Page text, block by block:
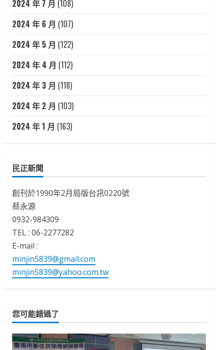
2024 年 7 月 (108)
2024 年 6 月 (107)
2024 年 5 月 (122)
2024 年 4 月 (112)
2024 年 3 月 (118)
2024 年 2 月 (103)
2024 年 1 月 (163)
民正新聞
創刊於1990年2月局版台訊0220號
蔡永源
0932-984309
TEL : 06-2277282
E-mail :
minjin5839@gmail.com
minjin5839@yahoo.com.tw
您可能錯過了